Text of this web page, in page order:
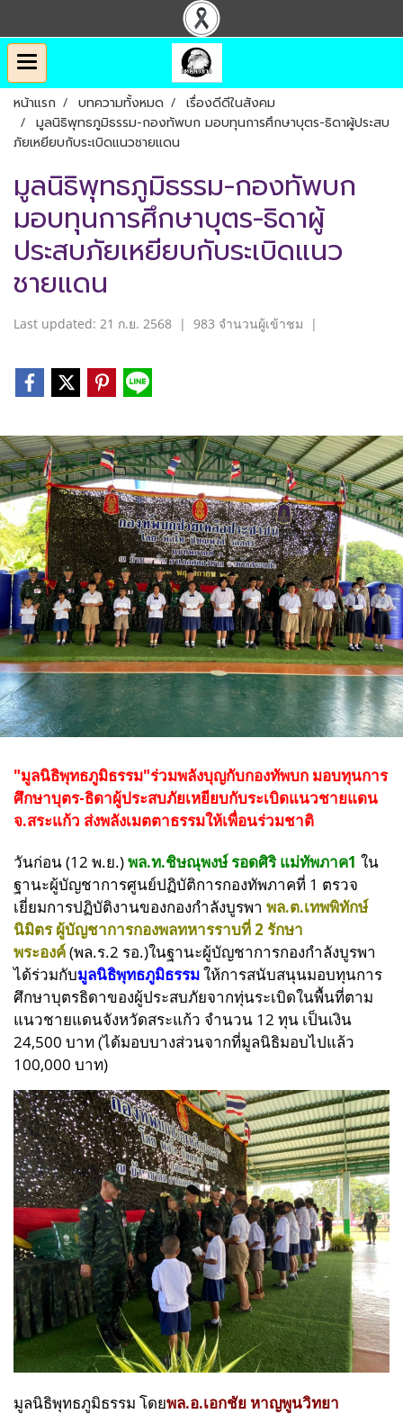
หน้าแรก บทความทั้งหมด
เรื่องดีดีในสังคม
มูลนิธิพุทธภูมิธรรม-กองทัพบก มอบทุนการศึกษาบุตร-ธิดาผู้ประสบ
ภัยเหยียบกับระเบิดแนวชายแดน
มูลนิธิพุทธภูมิธรรม-กองทัพบก
มอบทุนการศึกษาบุตร-ธิดาผู้
ประสบภัยเหยียบกับระเบิดแนว
ชายแดน
Last updated: 21 ก.ย. 2568 | 983 จำนวนผู้เข้าชม |
"มูลนิธิพุทธภูมิธรรม"ร่วมพลังบุญกับกองทัพบก มอบทุนการ
ศึกษาบุตร-ธิดาผู้ประสบภัยเหยียบกับระเบิดแนวชายแดน
จ.สระแก้ว ส่งพลังเมตตาธรรมให้เพื่อนร่วมชาติ
วันก่อน (12 พ.ย.)พล.ท.ชิษณุพงษ์ รอดศิริ แม่ทัพภาค1 ใน
ฐานะผู้บัญชาการศูนย์ปฏิบัติการกองทัพภาคที่ 1 ตรวจ
เยี่ยมการปฏิบัติงานของกองกำลังบูรพา พล.ต.เทพพิทักษ์
นิมิตร ผู้บัญชาการกองพลทหารราบที่ 2 รักษา
พระองค์(พล.ร.2 รอ.)ในฐานะผู้บัญชาการกองกำลังบูรพา
ได้ร่วมกับมูลนิธิพุทธภูมิธรรมให้การสนับสนุนมอบทุนการ
ศึกษาบุตรธิดาของผู้ประสบภัยจากทุ่นระเบิดในพื้นที่ตาม
แนวชายแดนจังหวัดสระแก้ว จำนวน 12 ทุน เป็นเงิน
24,500 บาท (ได้มอบบางส่วนจากที่มูลนิธิมอบไปแล้ว
100,000 บาท)
มูลนิธิพุทธภูมิธรรม โดยพล.อ.เอกชัย หาญพูนวิทยา